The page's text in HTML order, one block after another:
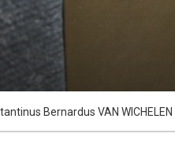
Bernardus VAN WICHELEN